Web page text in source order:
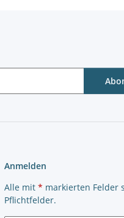
Anmelden
Alle mit * markierten Felder
Pflichtfelder.